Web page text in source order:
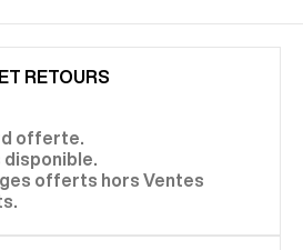
RETOURS
offerte.
disponible.
offerts hors Ventes